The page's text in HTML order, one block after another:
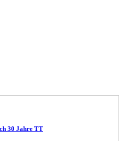
30 Jahre TT